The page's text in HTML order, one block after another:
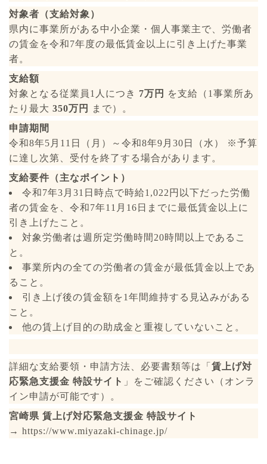
対象者（支給対象）
県内に事業所がある中小企業・個人事業主で、労働者
の賃金を令和7年度の最低賃金以上に引き上げた事業
者。
支給額
対象となる従業員1人につき 7万円
を支給（1事業所あ
たり最大 350万円
まで）。
申請期間
令和8年5月11日（月）～令和8年9月30日（水） ※予算
に達し次第、受付を終了する場合があります。
支給要件（主なポイント）
令和7年3月31日時点で時給1,022円以下だった労働
者の賃金を、令和7年11月16日までに最低賃金以上に
引き上げたこと。
対象労働者は週所定労働時間20時間以上であるこ
と。
事業所内の全ての労働者の賃金が最低賃金以上であ
ること。
引き上げ後の賃金額を1年間維持する見込みがある
こと。
他の賃上げ目的の助成金と重複していないこと。
詳細な支給要領・申請方法、必要書類等は「 賃上げ対
応緊急支援金 特設サイト 」をご確認ください（オンラ
イン申請が可能です）。
宮崎県 賃上げ対応緊急支援金 特設サイト
→ https://www.miyazaki-chinage.jp/